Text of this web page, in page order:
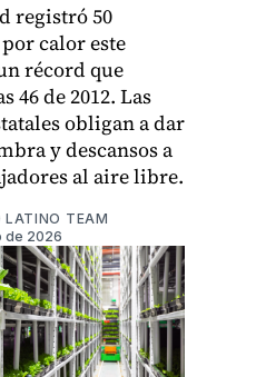
registró 50
calor este
récord que
46 de 2012. Las
obligan a dar
y descansos a
al aire libre.
LATINO TEAM
de 2026